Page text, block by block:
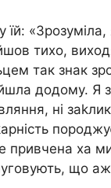
їй:
тихо,
так знак
додому. Я
ні
привчена ха
що